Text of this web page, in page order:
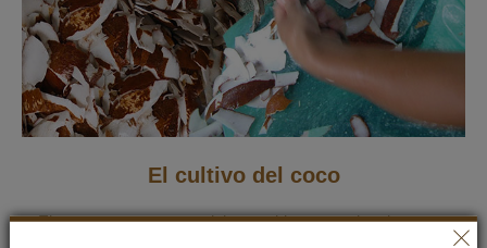
El cultivo del coco
El cocotero crece especialmente bien en suelos de arena